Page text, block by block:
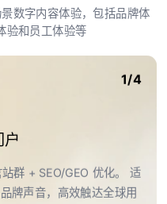
数字内容体验，包括品牌体
验和员工体验等
1/4
群 + SEO/GEO 优化。 适
牌声音，高效触达全球用